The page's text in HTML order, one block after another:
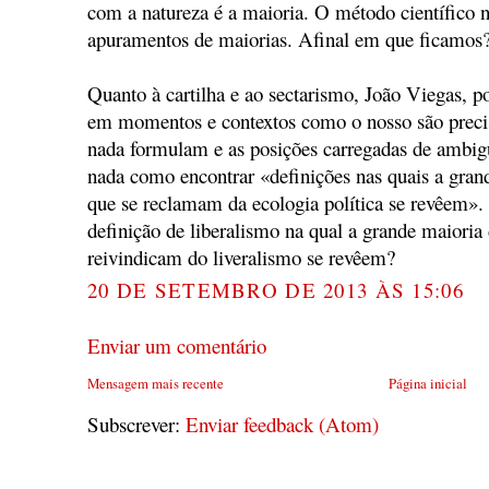
com a natureza é a maioria. O método científico
apuramentos de maiorias. Afinal em que
Quanto à cartilha e ao sectarismo, João Viegas,
em momentos e contextos como o nosso são
nada formulam e as posições carregadas de
nada como encontrar «definições nas quais a
que se reclamam da ecologia política se
definição de liberalismo na qual a grande maioria
reivindicam do liveralismo se revêem?
20 DE SETEMBRO DE 2013 ÀS 15:06
Enviar um comentário
Mensagem mais recente Página inicial
Subscrever: Enviar feedback (Atom)